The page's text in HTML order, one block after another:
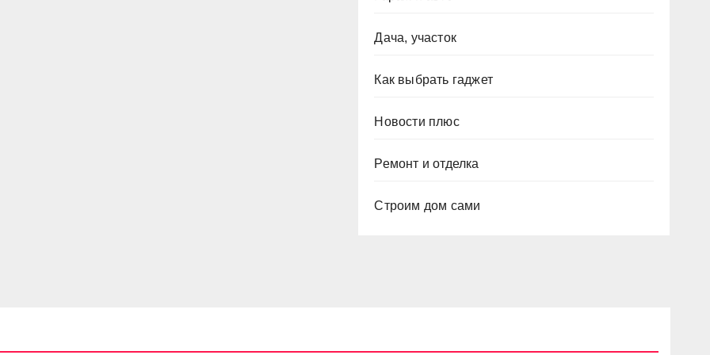
Дача, участок
Как выбрать гаджет
Новости плюс
Ремонт и отделка
Строим дом сами